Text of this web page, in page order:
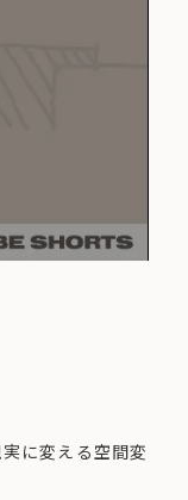
に変える空間変